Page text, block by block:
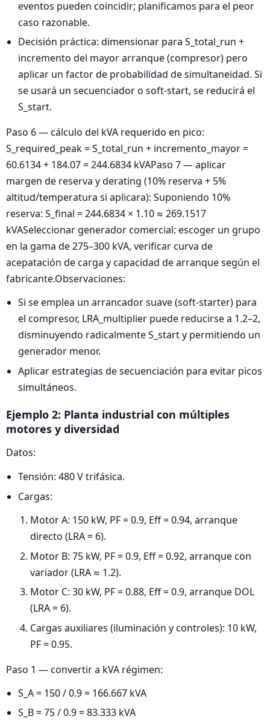
eventos pueden coincidir; planificamos para el peor
caso razonable.
Decisión práctica: dimensionar para S_total_run +
incremento del mayor arranque (compresor) pero
aplicar un factor de probabilidad de simultaneidad. Si
se usará un secuenciador o soft-start, se reducirá el
S_start.
Paso 6 — cálculo del kVA requerido en pico:
S_required_peak = S_total_run + incremento_mayor =
60.6134 + 184.07 = 244.6834 kVAPaso 7 — aplicar
margen de reserva y derating (10% reserva + 5%
altitud/temperatura si aplicara): Suponiendo 10%
reserva: S_final = 244.6834 × 1.10 ≈ 269.1517
kVASeleccionar generador comercial: escoger un grupo
en la gama de 275–300 kVA, verificar curva de
acepatación de carga y capacidad de arranque según el
fabricante.Observaciones:
Si se emplea un arrancador suave (soft-starter) para
el compresor, LRA_multiplier puede reducirse a 1.2–2,
disminuyendo radicalmente S_start y permitiendo un
generador menor.
Aplicar estrategias de secuenciación para evitar picos
simultáneos.
Ejemplo 2: Planta industrial con múltiples
motores y diversidad
Datos:
Tensión: 480 V trifásica.
Cargas:
Motor A: 150 kW, PF = 0.9, Eff = 0.94, arranque
directo (LRA = 6).
Motor B: 75 kW, PF = 0.9, Eff = 0.92, arranque con
variador (LRA ≈ 1.2).
Motor C: 30 kW, PF = 0.88, Eff = 0.9, arranque DOL
(LRA = 6).
Cargas auxiliares (iluminación y controles): 10 kW,
PF = 0.95.
Paso 1 — convertir a kVA régimen:
S_A = 150 / 0.9 = 166.667 kVA
S_B = 75 / 0.9 = 83.333 kVA